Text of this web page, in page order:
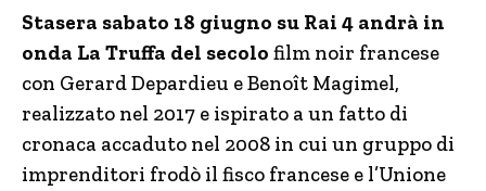
Stasera sabato 18 giugno su Rai 4 andrà in
onda La Truffa del secolo film noir francese
con Gerard Depardieu e Benoît Magimel,
realizzato nel 2017 e ispirato a un fatto di
cronaca accaduto nel 2008 in cui un gruppo di
imprenditori frodò il fisco francese e l’Unione